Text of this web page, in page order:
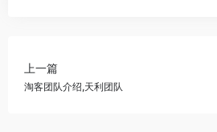
上一篇
淘客团队介绍,天利团队